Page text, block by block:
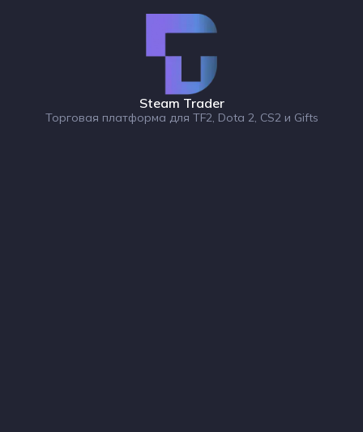
Steam Trader
Торговая платформа для TF2, Dota 2, CS2 и Gifts